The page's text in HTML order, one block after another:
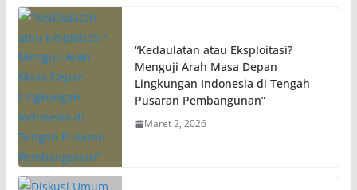
“Kedaulatan atau Eksploitasi?
Menguji Arah Masa Depan
Lingkungan Indonesia di Tengah
Pusaran Pembangunan”
Maret 2, 2026